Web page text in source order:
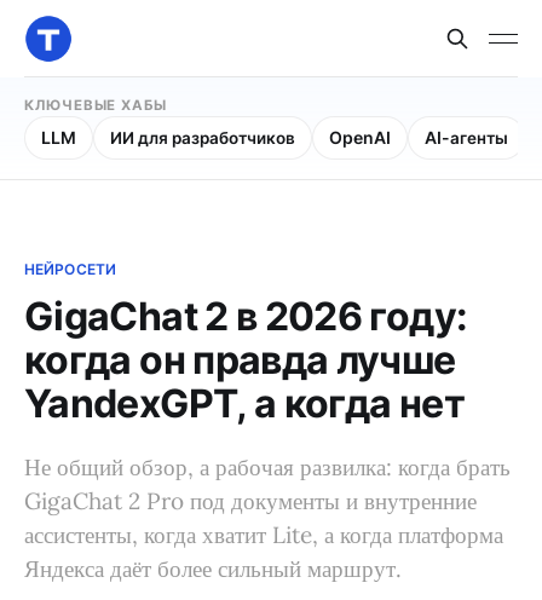
КЛЮЧЕВЫЕ ХАБЫ
LLM ИИ для разработчиков OpenAI AI-агенты
НЕЙРОСЕТИ
GigaChat 2 в 2026 году:
когда он правда лучше
YandexGPT, а когда нет
Не общий обзор, а рабочая развилка: когда брать
GigaChat 2 Pro под документы и внутренние
ассистенты, когда хватит Lite, а когда платформа
Яндекса даёт более сильный маршрут.